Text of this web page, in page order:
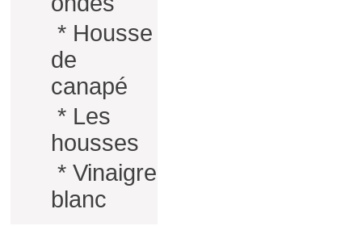
* Housse
de
canapé
* Les
housses
* Vinaigre
blanc